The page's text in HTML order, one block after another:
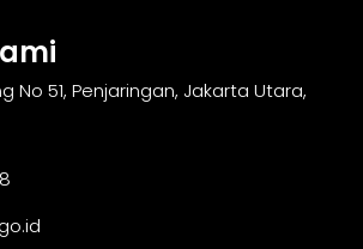
No 51, Penjaringan, Jakarta Utara,